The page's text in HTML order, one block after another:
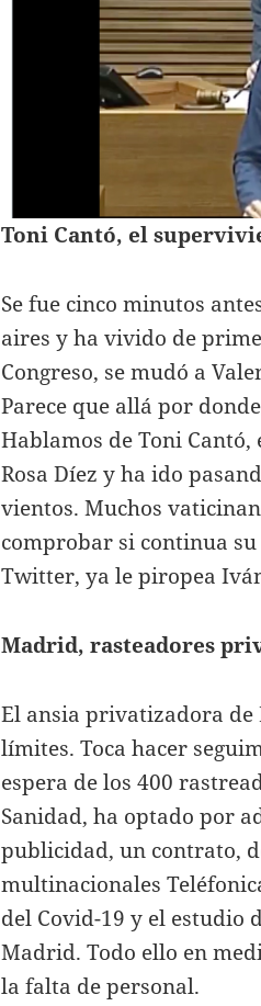
Toni Cantó, el
Se fue cinco minutos
aires y ha vivido de
Congreso, se mudó a
Parece que allá por
Hablamos de Toni
Rosa Díez y ha ido
vientos. Muchos
comprobar si continua
Twitter, ya le piropea
Madrid, rasteadores
El ansia privatizadora de
límites. Toca hacer
espera de los 400
Sanidad, ha optado por
publicidad, un contrato,
multinacionales
del Covid-19 y el estudio
Madrid. Todo ello en
la falta de personal.